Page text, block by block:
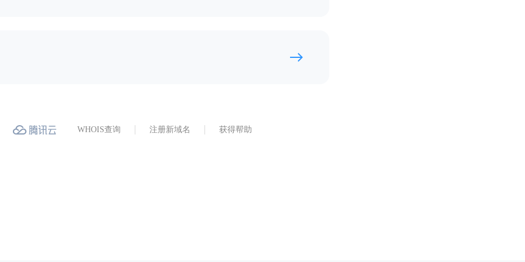
WHOIS查询 注册新域名 获得帮助